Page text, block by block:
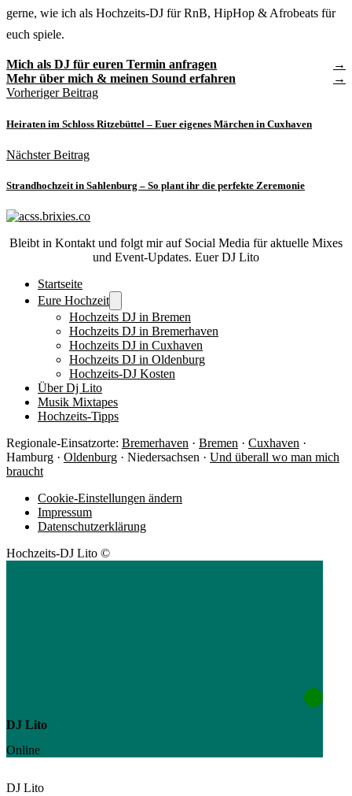
gerne, wie ich als Hochzeits-DJ für RnB, HipHop & Afrobeats für
euch spiele.
Mich als DJ für euren Termin anfragen
Mehr über mich & meinen Sound erfahren
Vorheriger Beitrag
Heiraten im Schloss Ritzebüttel – Euer eigenes Märchen in Cuxhaven
Nächster Beitrag
Strandhochzeit in Sahlenburg – So plant ihr die perfekte Zeremonie
Bleibt in Kontakt und folgt mir auf Social Media für aktuelle Mixes
und Event-Updates. Euer DJ Lito
Startseite
Eure Hochzeit
Hochzeits DJ in Bremen
Hochzeits DJ in Bremerhaven
Hochzeits DJ in Cuxhaven
Hochzeits DJ in Oldenburg
Hochzeits-DJ Kosten
Über Dj Lito
Musik Mixtapes
Hochzeits-Tipps
Regionale-Einsatzorte: Bremerhaven · Bremen · Cuxhaven ·
Hamburg · Oldenburg · Niedersachsen · Und überall wo man mich
braucht
Cookie-Einstellungen ändern
Impressum
Datenschutzerklärung
Hochzeits-DJ Lito ©
DJ Lito
Online
DJ Lito